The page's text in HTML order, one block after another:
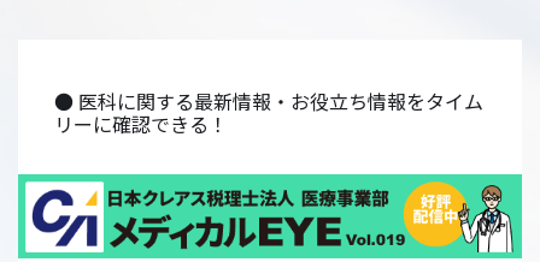
MyKomon
● 医科に関する最新情報・お役立ち情報をタイム
リーに確認できる！